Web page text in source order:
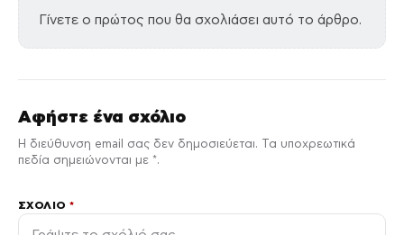
Γίνετε ο πρώτος που θα σχολιάσει αυτό το άρθρο.
Αφήστε ένα σχόλιο
Η διεύθυνση email σας δεν δημοσιεύεται. Τα υποχρεωτικά
πεδία σημειώνονται με *.
ΣΧΌΛΙΟ*